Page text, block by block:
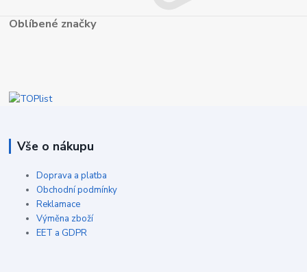
Oblíbené značky
Vše o nákupu
Doprava a platba
Obchodní podmínky
Reklamace
Výměna zboží
EET a GDPR